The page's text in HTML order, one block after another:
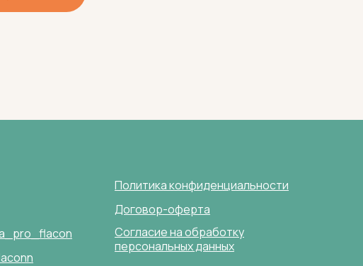
Политика конфиденциальности
Согласие на обработку
персональных данных
Договор-оферта